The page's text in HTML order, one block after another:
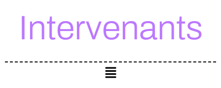
Intervenants